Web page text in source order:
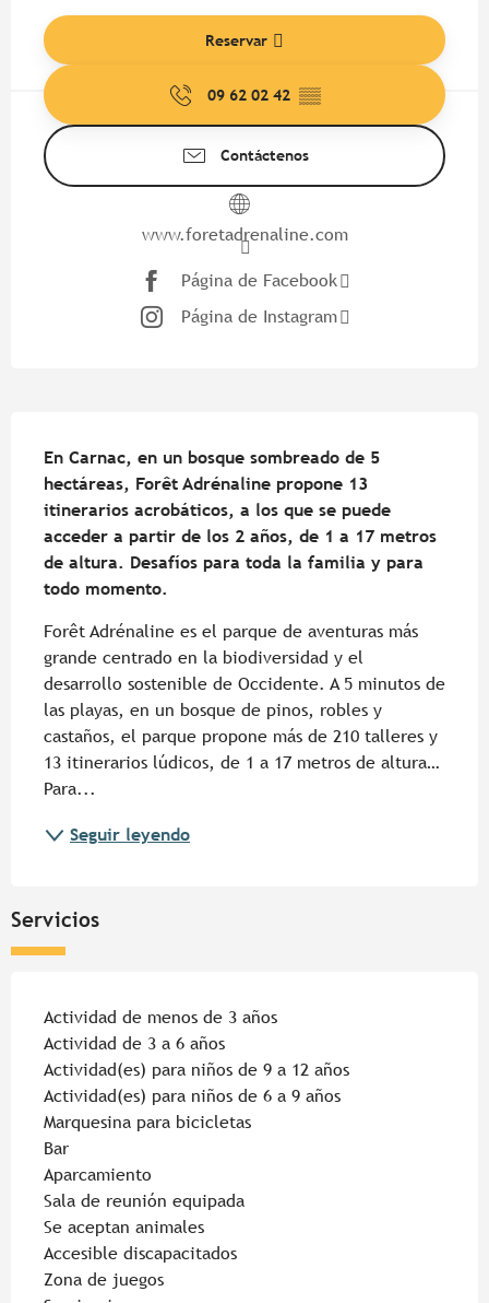
Reservar
09 62 02 42 ▒▒
Contáctenos
www.foretadrenaline.com
Página de Facebook
Página de Instagram
En Carnac, en un bosque sombreado de 5
hectáreas, Forêt Adrénaline propone 13
itinerarios acrobáticos, a los que se puede
acceder a partir de los 2 años, de 1 a 17 metros
de altura. Desafíos para toda la familia y para
todo momento.
Forêt Adrénaline es el parque de aventuras más
grande centrado en la biodiversidad y el
desarrollo sostenible de Occidente. A 5 minutos de
las playas, en un bosque de pinos, robles y
castaños, el parque propone más de 210 talleres y
13 itinerarios lúdicos, de 1 a 17 metros de altura…
Para...
Seguir leyendo
Servicios
Actividad de menos de 3 años
Actividad de 3 a 6 años
Actividad(es) para niños de 9 a 12 años
Actividad(es) para niños de 6 a 9 años
Marquesina para bicicletas
Bar
Aparcamiento
Sala de reunión equipada
Se aceptan animales
Accesible discapacitados
Zona de juegos